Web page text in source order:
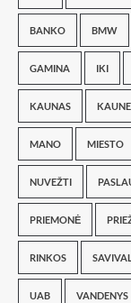
BANKO BMW
GAMINA IKI
KAUNAS KAUNE
MANO MIESTO
NUVEŽTI
PRIEMONĖ
RINKOS
UAB VANDENYS